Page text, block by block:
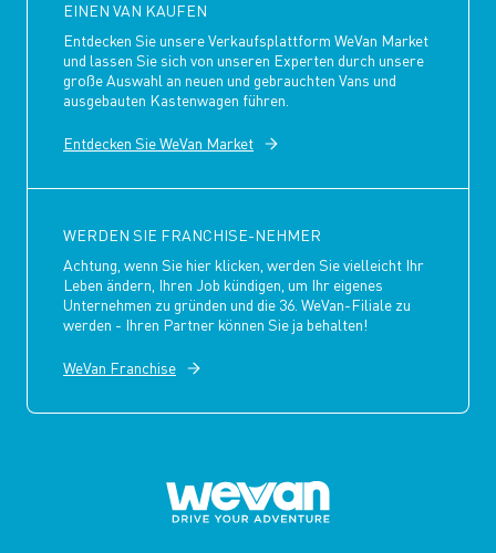
EINEN VAN KAUFEN
Entdecken Sie unsere Verkaufsplattform WeVan Market
und lassen Sie sich von unseren Experten durch unsere
große Auswahl an neuen und gebrauchten Vans und
ausgebauten Kastenwagen führen.
Entdecken Sie WeVan Market
WERDEN SIE FRANCHISE-NEHMER
Achtung, wenn Sie hier klicken, werden Sie vielleicht Ihr
Leben ändern, Ihren Job kündigen, um Ihr eigenes
Unternehmen zu gründen und die 36. WeVan-Filiale zu
werden - Ihren Partner können Sie ja behalten!
WeVan Franchise